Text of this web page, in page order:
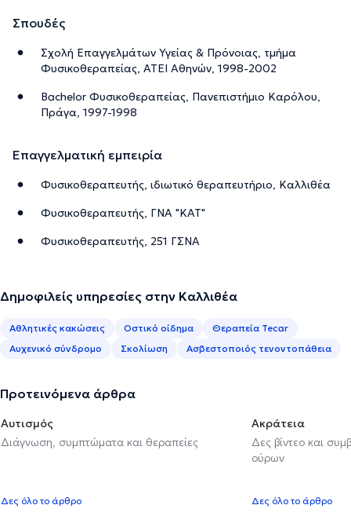
Σπουδές
Σχολή Επαγγελμάτων Υγείας & Πρόνοιας, τμήμα
Φυσικοθεραπείας, ΑΤΕΙ Αθηνών, 1998-2002
Bachelor Φυσικοθεραπείας, Πανεπιστήμιο Καρόλου,
Πράγα, 1997-1998
Επαγγελματική εμπειρία
Φυσικοθεραπευτής, ιδιωτικό θεραπευτήριο, Καλλιθέα
Φυσικοθεραπευτής, ΓΝΑ "ΚΑΤ"
Φυσικοθεραπευτής, 251 ΓΣΝΑ
Δημοφιλείς υπηρεσίες στην Καλλιθέα
Αθλητικές κακώσεις Oστικό οίδημα
Θεραπεία Tecar
Αυχενικό σύνδρομο
Σκολίωση Ασβεστοποιός τενοντοπάθεια
Προτεινόμενα άρθρα
Αυτισμός
Διάγνωση, συμπτώματα και θεραπείες
Δες όλο το άρθρο
Ακράτεια
Δες βίντεο και
ούρων
Δες όλο το άρθρο